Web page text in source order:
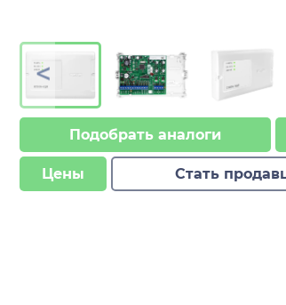
>
Подобрать аналоги
Цены Стать